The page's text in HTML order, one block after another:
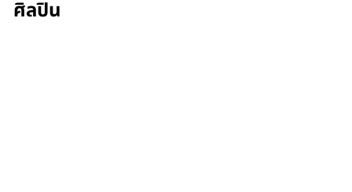
ศิลปิน